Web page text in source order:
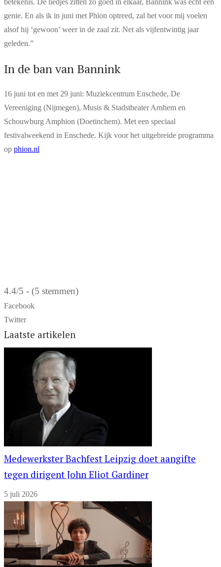
betekenis. De liedjes zitten zó goed in elkaar, Bannink was echt een
genie. En als ik in juni met Phion optreed, zal het voor mij voelen
alsof hij ‘gewoon’ weer in de zaal zit. Net als vijfentwintig jaar
geleden.”
In de ban van Bannink
16 juni tot en met 29 juni: Muziekcentrum Enschede, De
Vereeniging (Nijmegen), Musis & Stadstheater Arnhem en
Schouwburg Amphion (Doetinchem). Met een speciaal
festivalweekend in Enschede. Kijk voor het uitgebreide programma
op phion.nl
4.4/5 - (5 stemmen)
Facebook
Twitter
Laatste artikelen
Medewerkster Bachfest Leipzig doet aangifte
tegen dirigent John Eliot Gardiner
5 juli 2026